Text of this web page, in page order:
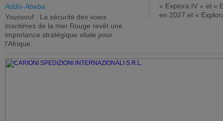
Addis-Abeba
Youssouf : La sécurité des voies
maritimes de la mer Rouge revêt une
importance stratégique vitale pour
l'Afrique.
« Explora IV » et «
en 2027 et «